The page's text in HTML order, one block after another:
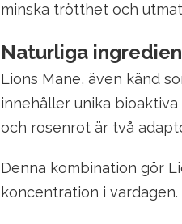
minska trötthet och
Naturliga
Lions Mane, även känd
innehåller unika
och rosenrot är två
Denna kombination gör
koncentration i vardagen.